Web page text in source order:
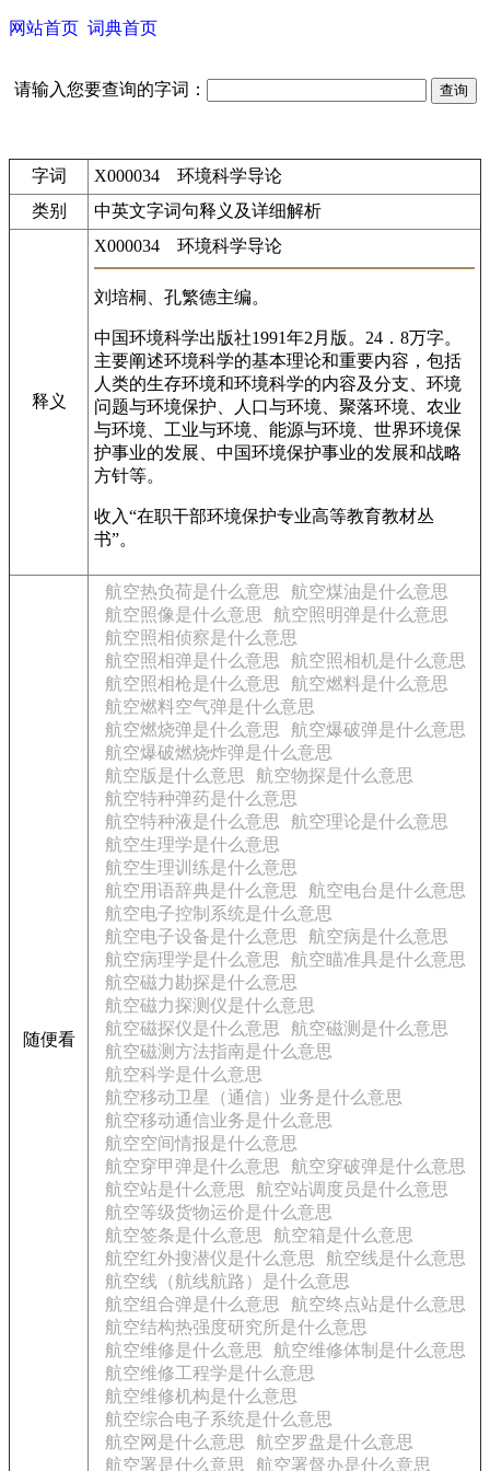
网站首页 词典首页
请输入您要查询的字词：
字词
X000034 环境科学导论
类别
中英文字词句释义及详细解析
释义
X000034 环境科学导论
刘培桐、孔繁德主编。
中国环境科学出版社1991年2月版。24．8万字。
主要阐述环境科学的基本理论和重要内容，包括
人类的生存环境和环境科学的内容及分支、环境
问题与环境保护、人口与环境、聚落环境、农业
与环境、工业与环境、能源与环境、世界环境保
护事业的发展、中国环境保护事业的发展和战略
方针等。
收入“在职干部环境保护专业高等教育教材丛
书”。
随便看
航空热负荷是什么意思
航空煤油是什么意思
航空照像是什么意思
航空照明弹是什么意思
航空照相侦察是什么意思
航空照相弹是什么意思
航空照相机是什么意思
航空照相枪是什么意思
航空燃料是什么意思
航空燃料空气弹是什么意思
航空燃烧弹是什么意思
航空爆破弹是什么意思
航空爆破燃烧炸弹是什么意思
航空版是什么意思
航空物探是什么意思
航空特种弹药是什么意思
航空特种液是什么意思
航空理论是什么意思
航空生理学是什么意思
航空生理训练是什么意思
航空用语辞典是什么意思
航空电台是什么意思
航空电子控制系统是什么意思
航空电子设备是什么意思
航空病是什么意思
航空病理学是什么意思
航空瞄准具是什么意思
航空磁力勘探是什么意思
航空磁力探测仪是什么意思
航空磁探仪是什么意思
航空磁测是什么意思
航空磁测方法指南是什么意思
航空科学是什么意思
航空移动卫星（通信）业务是什么意思
航空移动通信业务是什么意思
航空空间情报是什么意思
航空穿甲弹是什么意思
航空穿破弹是什么意思
航空站是什么意思
航空站调度员是什么意思
航空等级货物运价是什么意思
航空签条是什么意思
航空箱是什么意思
航空红外搜潜仪是什么意思
航空线是什么意思
航空线（航线航路）是什么意思
航空组合弹是什么意思
航空终点站是什么意思
航空结构热强度研究所是什么意思
航空维修是什么意思
航空维修体制是什么意思
航空维修工程学是什么意思
航空维修机构是什么意思
航空综合电子系统是什么意思
航空网是什么意思
航空罗盘是什么意思
航空署是什么意思
航空署督办是什么意思